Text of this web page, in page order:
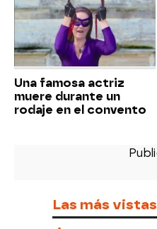
Una famosa actriz
muere durante un
rodaje en el convento
Las más vistas